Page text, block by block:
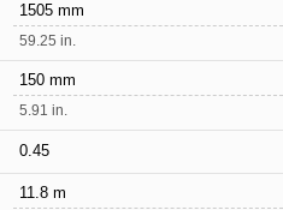
1505 mm
59.25 in.
150 mm
5.91 in.
0.45
11.8 m